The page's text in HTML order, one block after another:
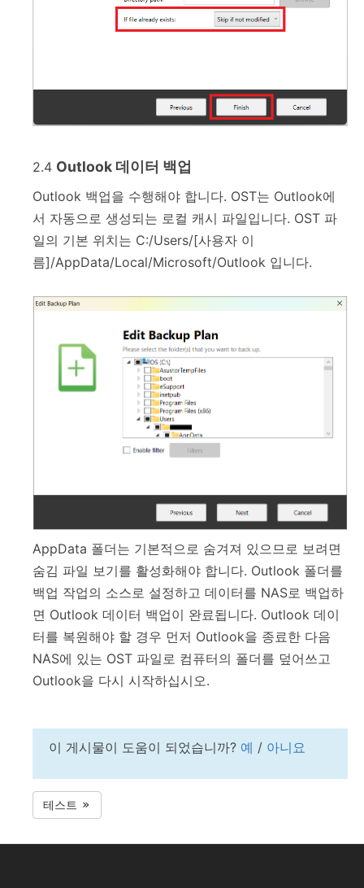
2.4 Outlook 데이터 백업
Outlook 백업을 수행해야 합니다. OST는 Outlook에
서 자동으로 생성되는 로컬 캐시 파일입니다. OST 파
일의 기본 위치는 C:/Users/[사용자 이
름]/AppData/Local/Microsoft/Outlook 입니다.
AppData 폴더는 기본적으로 숨겨져 있으므로 보려면
숨김 파일 보기를 활성화해야 합니다. Outlook 폴더를
백업 작업의 소스로 설정하고 데이터를 NAS로 백업하
면 Outlook 데이터 백업이 완료됩니다. Outlook 데이
터를 복원해야 할 경우 먼저 Outlook을 종료한 다음
NAS에 있는 OST 파일로 컴퓨터의 폴더를 덮어쓰고
Outlook을 다시 시작하십시오.
이 게시물이 도움이 되었습니까? 예 / 아니요
테스트